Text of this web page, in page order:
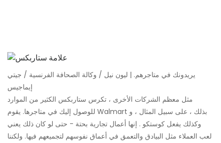
يريدونك في متاجرهم. | ليون نيل / وكالة الصحافة الفرنسية / جيتي
إيماجيس
مثل معظم الشركات الأخرى ، تكرس ستاربكس الكثير من الموارد
للوصول إليك في متاجرها. يقوم Walmart بذلك ، على سبيل المثال ، و
وكذلك يفعل كوستكو . إنها أعمال تجارية بحتة - حتى لو كان ذلك يعني
لعب العملاء مثل البيادق والتعمق في أعماق نفوسهم لتجميعهم فيها. ولكننا